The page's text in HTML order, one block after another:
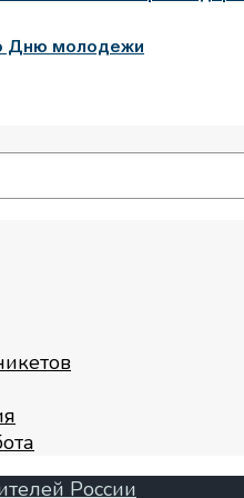
Дню молодежи